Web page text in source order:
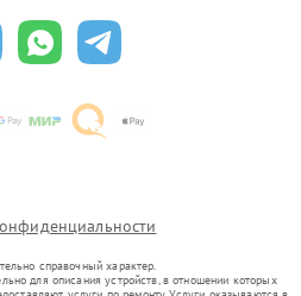
справочный характер.
для описания устройств, в отношении которых